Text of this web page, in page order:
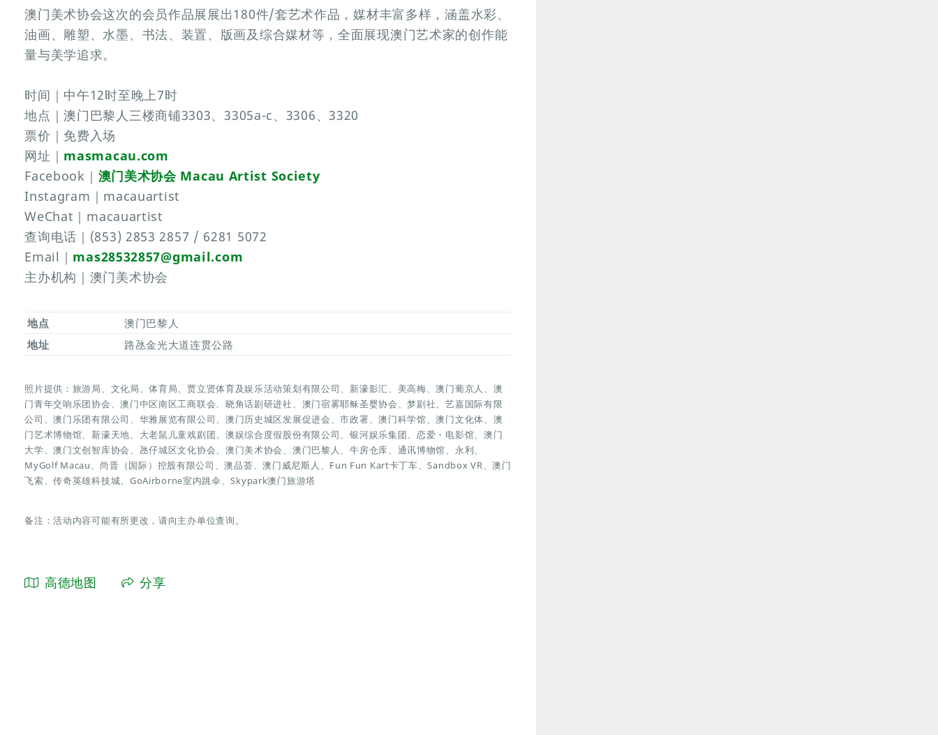
澳门美术协会这次的会员作品展展出180件/套艺术作品，媒材丰富多样，涵盖水彩、
油画、雕塑、水墨、书法、装置、版画及综合媒材等，全面展现澳门艺术家的创作能
量与美学追求。
时间｜中午12时至晚上7时
地点｜澳门巴黎人三楼商铺3303、3305a-c、3306、3320
票价｜免费入场
网址｜ masmacau.com
Facebook｜ 澳门美术协会 Macau Artist Society
Instagram｜macauartist
WeChat｜macauartist
查询电话｜(853) 2853 2857 / 6281 5072
Email｜ mas28532857@gmail.com
主办机构｜澳门美术协会
地点
澳门巴黎人
地址
路氹金光大道连贯公路
照片提供：旅游局、文化局、体育局、贾立贤体育及娱乐活动策划有限公司、新濠影汇、美高梅、澳门葡京人、澳
门青年交响乐团协会、澳门中区南区工商联会、晓角话剧研进社、澳门宿雾耶稣圣婴协会、梦剧社、艺嘉国际有限
公司、澳门乐团有限公司、华雅展览有限公司、澳门历史城区发展促进会、市政署、澳门科学馆、澳门文化体、澳
门艺术博物馆、新濠天地、大老鼠儿童戏剧团、澳娱综合度假股份有限公司、银河娱乐集团、恋爱・电影馆、澳门
大学、澳门文创智库协会、氹仔城区文化协会、澳门美术协会、澳门巴黎人、牛房仓库、通讯博物馆、永利、
MyGolf Macau、尚晋（国际）控股有限公司、澳品荟、澳门威尼斯人、Fun Fun Kart卡丁车、Sandbox VR、澳门
飞索、传奇英雄科技城、GoAirborne室内跳伞、Skypark澳门旅游塔
备注：活动内容可能有所更改，请向主办单位查询。
高德地图 分享